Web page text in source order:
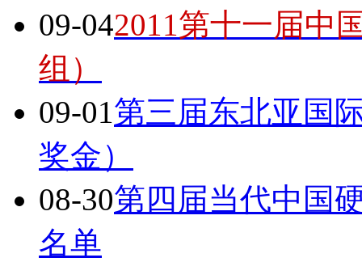
09-042011第十一届中
组）
09-01第三届东北亚国
奖金）
08-30第四届当代中国
名单